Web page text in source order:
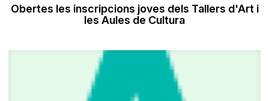
Obertes les inscripcions joves dels Tallers d'Art i
les Aules de Cultura